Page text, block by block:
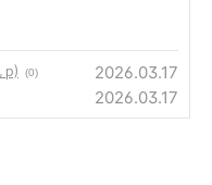
p) (0) 2026.03.17
2026.03.17